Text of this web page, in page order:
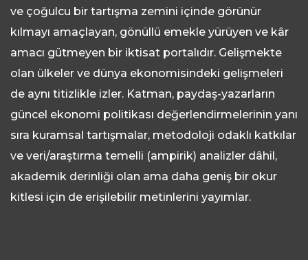
ve çoğulcu bir tartışma zemini içinde görünür
kılmayı amaçlayan, gönüllü emekle yürüyen ve kâr
amacı gütmeyen bir iktisat portalıdır. Gelişmekte
olan ülkeler ve dünya ekonomisindeki gelişmeleri
de aynı titizlikle izler. Katman, paydaş-yazarların
güncel ekonomi politikası değerlendirmelerinin yanı
sıra kuramsal tartışmalar, metodoloji odaklı katkılar
ve veri/araştırma temelli (ampirik) analizler dâhil,
akademik derinliği olan ama daha geniş bir okur
kitlesi için de erişilebilir metinlerini yayımlar.